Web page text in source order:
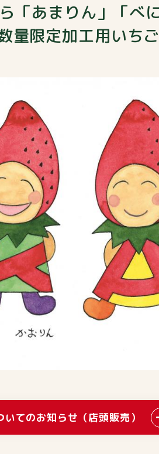
「あまりん」「べ
限定加工用いち
いてのお知らせ（店頭販売）